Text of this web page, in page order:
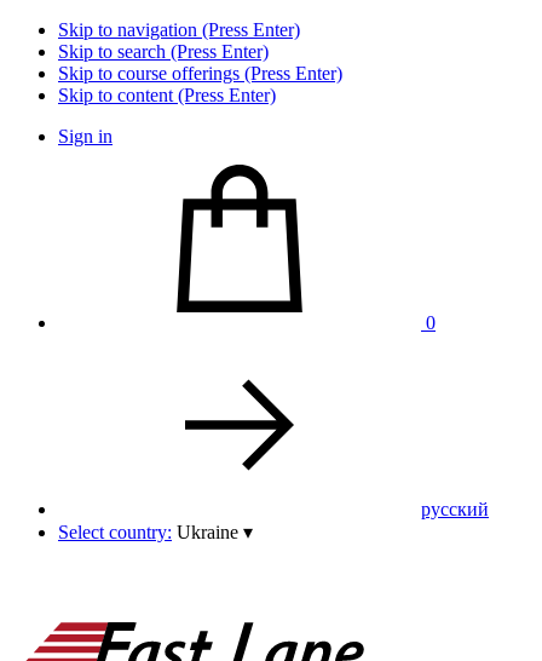
Skip to navigation (Press Enter)
Skip to search (Press Enter)
Skip to course offerings (Press Enter)
Skip to content (Press Enter)
Sign in
0
pусский
Select country: Ukraine ▾